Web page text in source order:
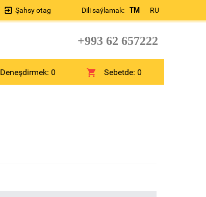
Dili saýlamak: TM RU
Şahsy otag
+993 62 657222
Deneşdirmek: 0 Sebetde:0